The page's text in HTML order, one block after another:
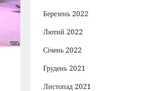
Березень 2022
Лютий 2022
Січень 2022
Грудень 2021
Листопад 2021